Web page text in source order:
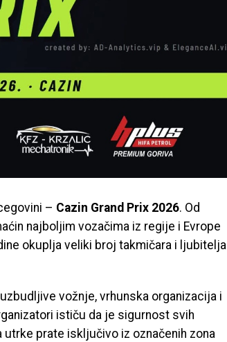
– Cazin Grand Prix 2026. Od
najboljim vozačima iz regije i Evrope
okuplja veliki broj takmičara i ljubitelja
vožnje, vrhunska organizacija i
ističu da je sigurnost svih
prate isključivo iz označenih zona